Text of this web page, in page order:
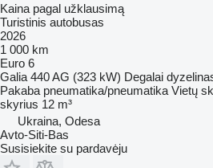
Kaina pagal užklausimą
Turistinis autobusas
2026
1 000 km
Euro 6
Galia 440 AG (323 kW) Degalai
Pakaba pneumatika/pneumatika Vietų
skyrius 12 m³
Ukraina, Odesa
Avto-Siti-Bas
Susisiekite su pardavėju